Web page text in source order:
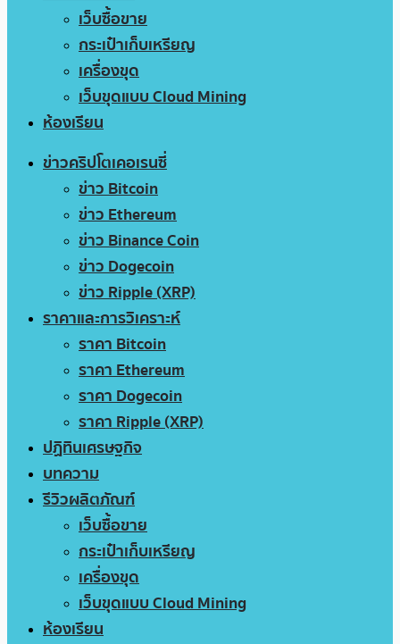
เว็บซื้อขาย
กระเป๋าเก็บเหรียญ
เครื่องขุด
เว็บขุดแบบ Cloud Mining
ห้องเรียน
ข่าวคริปโตเคอเรนซี่
ข่าว Bitcoin
ข่าว Ethereum
ข่าว Binance Coin
ข่าว Dogecoin
ข่าว Ripple (XRP)
ราคาและการวิเคราะห์
ราคา Bitcoin
ราคา Ethereum
ราคา Dogecoin
ราคา Ripple (XRP)
ปฏิทินเศรษฐกิจ
บทความ
รีวิวผลิตภัณฑ์
เว็บซื้อขาย
กระเป๋าเก็บเหรียญ
เครื่องขุด
เว็บขุดแบบ Cloud Mining
ห้องเรียน